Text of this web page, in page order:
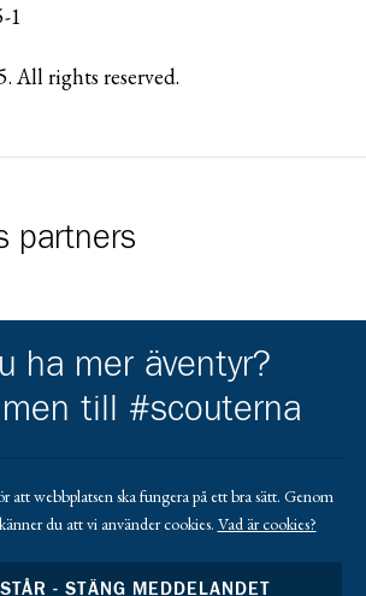
1
All rights reserved.
partners
till https://www.lansforsakringar.se/
Gå till https://
ha mer äventyr?
till #scouterna
att webbplatsen ska fungera på ett bra sätt. Genom
du att vi använder cookies. Vad är cookies?
- STÄNG MEDDELANDET